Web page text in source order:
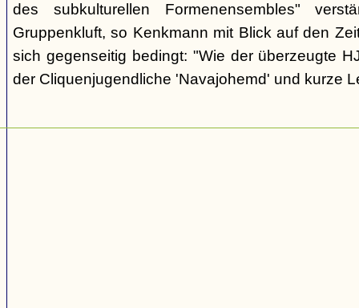
des subkulturellen Formenensembles"
Gruppenkluft, so Kenkmann mit Blick auf den
sich gegenseitig bedingt: "Wie der überzeugte
der Cliquenjugendliche 'Navajohemd' und kurze